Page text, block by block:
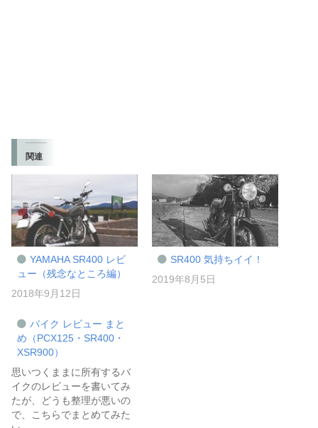
関連
YAMAHA SR400 レビ
ュー（残念なところ編）
2018年9月12日
SR400 気持ちイイ！
2019年8月5日
バイク レビュー まと
め（PCX125・SR400・
XSR900）
思いつくままに所有するバ
イクのレビューを書いてみ
たが、どうも整理が悪いの
で、こちらでまとめてみた